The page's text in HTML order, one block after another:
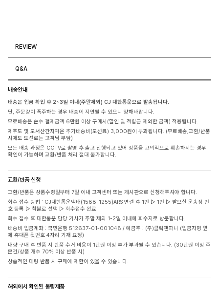
REVIEW
Q&A
배송안내
배송은 입금 확인 후 2~3일 이내(주말제외) CJ 대한통운으로 발송됩니다.
단, 주문량이 폭주하는 경우 배송이 지연될 수 있으니 양해바랍니다.
무료배송은 순수 결제금액 6만원 이상 구매시(할인 및 적립금 제외한 금액) 적용됩니다.
제주도 및 도서산간지역은 추가배송비(도선료) 3,000원이 부과됩니다. (무료배송,교환/반품
시에도 도선료는 고객님 부담)
모든 배송 과정은 CCTV로 촬영 후 출고 진행되고 있어 상품을 고의적으로 훼손하시는 경우
확인이 가능하며 교환/반품 처리 절대 불가합니다.
교환/반품 신청
교환/반품은 상품수령일부터 7일 이내 고객센터 또는 게시판으로 신청해주셔야 합니다.
회수 접수 방법 : CJ대한통운택배(1588-1255)ARS 연결 후 1번 ▷ 1번 ▷ 받으신 운송장 번
호 등록 ▷ 착불로 선택 ▷ 회수접수 완료
회수 접수 후 대한통운 담당 기사가 주말 제외 1-2일 이내에 회수지로 방문합니다.
배송비 입금계좌 : 국민은행 512637-01-001048 / 예금주 : (주)클릭앤퍼니 (입금자명 옆
에 휴대폰 뒷번호 4자리 기재 요청)
대량 구매 후 반품 시 반품 수거 비용이 1만원 이상 추가 부과될 수 있습니다. (30만원 이상 주
문건/상품 개수 70% 이상 반품 시)
상습적인 대량 반품 시 구매에 제한이 있을 수 있습니다.
해외에서 확인된 불량제품